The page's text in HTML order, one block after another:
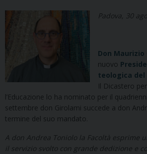
Padova, 30
Don Maurizio
nuovo
teologica
Il Dicastero
l’Educazione lo ha nominato per il
settembre don Girolami succede a don
termine del suo mandato.
A don Andrea Toniolo la Facoltà esprime
il servizio svolto con grande dedizione e